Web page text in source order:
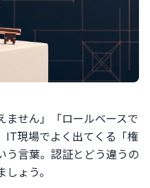
ません」「ロールベースで
IT現場でよく出てくる「権
う言葉。認証とどう違うの
ょう。